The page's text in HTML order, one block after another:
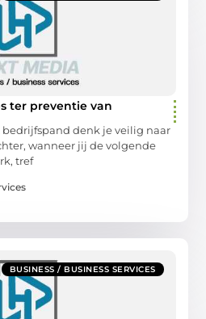
ter preventie van
denk je veilig naar
wanneer jij de volgende
tref
BUSINESS / BUSINESS SERVICES